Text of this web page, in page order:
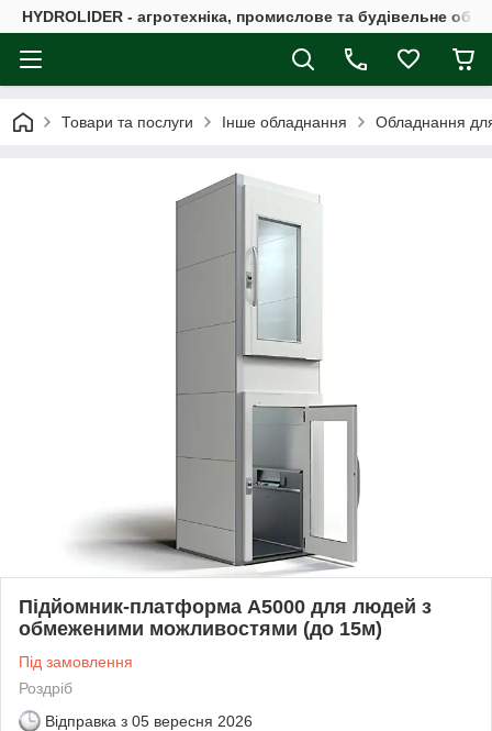
HYDROLIDER - агротехніка, промислове та будівельне
Товари та послуги Інше обладнання Обладнання
Підйомник-платформа А5000 для людей з
обмеженими можливостями (до 15м)
Під замовлення
Роздріб
Відправка з 05 вересня 2026